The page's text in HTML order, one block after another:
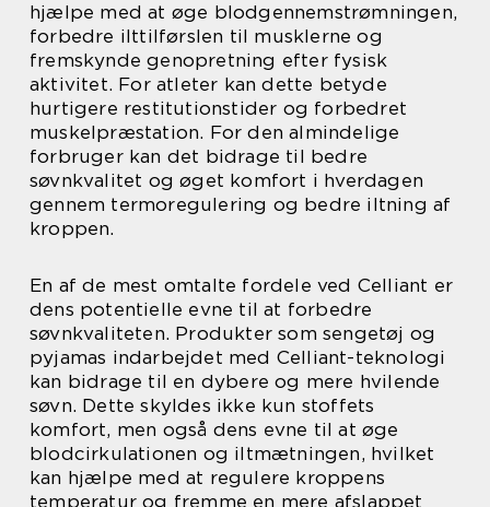
hjælpe med at øge blodgennemstrømningen,
forbedre ilttilførslen til musklerne og
fremskynde genopretning efter fysisk
aktivitet. For atleter kan dette betyde
hurtigere restitutionstider og forbedret
muskelpræstation. For den almindelige
forbruger kan det bidrage til bedre
søvnkvalitet og øget komfort i hverdagen
gennem termoregulering og bedre iltning af
kroppen.
En af de mest omtalte fordele ved Celliant er
dens potentielle evne til at forbedre
søvnkvaliteten. Produkter som sengetøj og
pyjamas indarbejdet med Celliant-teknologi
kan bidrage til en dybere og mere hvilende
søvn. Dette skyldes ikke kun stoffets
komfort, men også dens evne til at øge
blodcirkulationen og iltmætningen, hvilket
kan hjælpe med at regulere kroppens
temperatur og fremme en mere afslappet